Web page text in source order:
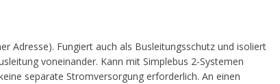
Adresse). Fungiert auch als Busleitungsschutz und isoliert
voneinander. Kann mit Simplebus 2-Systemen
separate Stromversorgung erforderlich. An einen